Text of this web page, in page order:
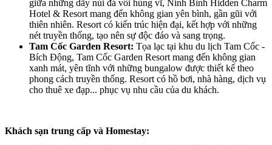
giữa những dãy núi đá vôi hùng vĩ, Ninh Bình Hidden Charm
Hotel & Resort mang đến không gian yên bình, gần gũi với
thiên nhiên. Resort có kiến trúc hiện đại, kết hợp với những
nét truyền thống, tạo nên sự độc đáo và sang trọng.
Tam Cốc Garden Resort: Tọa lạc tại khu du lịch Tam Cốc -
Bích Động, Tam Cốc Garden Resort mang đến không gian
xanh mát, yên tĩnh với những bungalow được thiết kế theo
phong cách truyền thống. Resort có hồ bơi, nhà hàng, dịch vụ
cho thuê xe đạp... phục vụ nhu cầu của du khách.
Khách sạn trung cấp và Homestay: